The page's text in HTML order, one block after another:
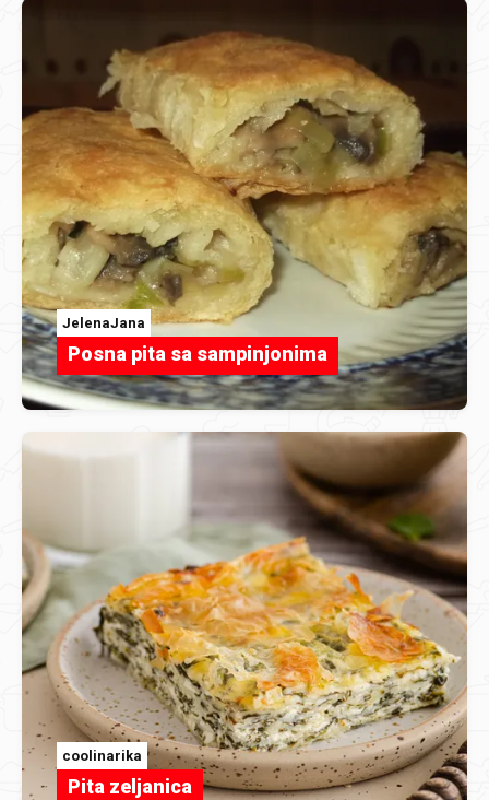
JelenaJana
Posna pita sa sampinjonima
coolinarika
Pita zeljanica